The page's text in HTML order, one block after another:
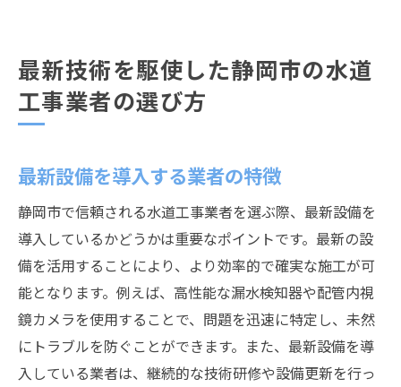
最新技術を駆使した静岡市の水道
工事業者の選び方
最新設備を導入する業者の特徴
静岡市で信頼される水道工事業者を選ぶ際、最新設備を
導入しているかどうかは重要なポイントです。最新の設
備を活用することにより、より効率的で確実な施工が可
能となります。例えば、高性能な漏水検知器や配管内視
鏡カメラを使用することで、問題を迅速に特定し、未然
にトラブルを防ぐことができます。また、最新設備を導
入している業者は、継続的な技術研修や設備更新を行っ